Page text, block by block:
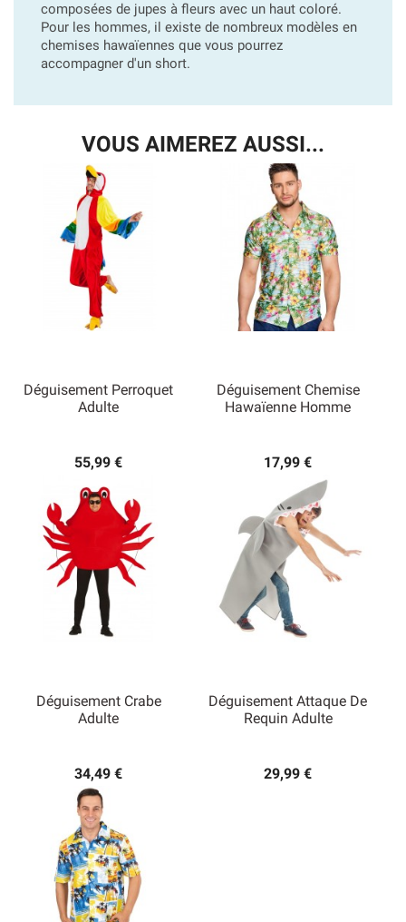
composées de jupes à fleurs avec un haut coloré.
Pour les hommes, il existe de nombreux modèles en
chemises hawaïennes que vous pourrez
accompagner d'un short.
VOUS AIMEREZ AUSSI...
Déguisement Perroquet
Adulte
55,99 €
Déguisement Chemise
Hawaïenne Homme
17,99 €
Déguisement Crabe
Adulte
34,49 €
Déguisement Attaque De
Requin Adulte
29,99 €